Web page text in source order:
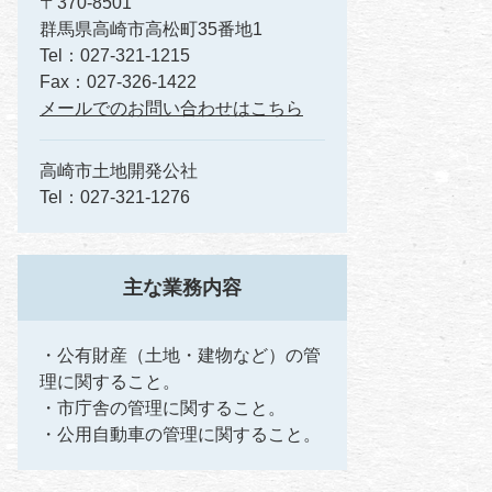
群馬県高崎市高松町35番地1
Tel：027-321-1215
Fax：027-326-1422
メールでのお問い合わせはこちら
高崎市土地開発公社
Tel：027-321-1276
主な業務内容
・公有財産（土地・建物など）の管
理に関すること。
・市庁舎の管理に関すること。
・公用自動車の管理に関すること。